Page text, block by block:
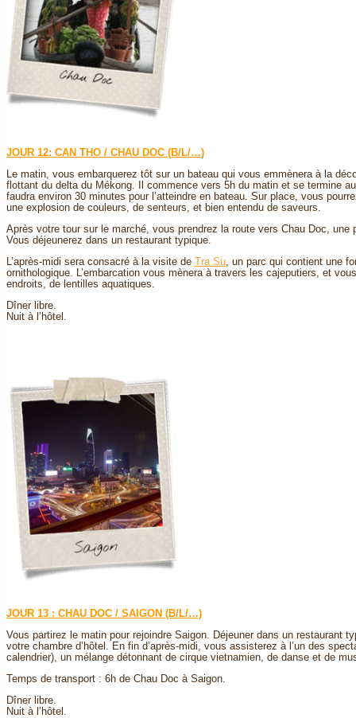
JOUR 12: CAN THO / CHAU DOC (B/L/…)
Le matin, vous embarquerez tôt sur un bateau qui vous emmènera à la
flottant du delta du Mékong. Il commence vers 5h du matin et se termine
faudra environ 30 minutes pour l’atteindre en bateau. Sur place, vous
une explosion de couleurs, de senteurs, et bien entendu de saveurs.
Après votre tour sur le marché, vous prendrez la route vers Chau Doc,
Vous déjeunerez dans un restaurant typique.
L’après-midi sera consacré à la visite de Tra Su , un parc qui contient une
ornithologique. L’embarcation vous mènera à travers les cajeputiers, et
endroits, de lentilles aquatiques.
Dîner libre.
Nuit à l’hôtel.
JOUR 13 : CHAU DOC / SAIGON (B/L/…)
Vous partirez le matin pour rejoindre Saigon. Déjeuner dans un restaurant
votre chambre d’hôtel. En fin d’après-midi, vous assisterez à l’un des
calendrier), un mélange détonnant de cirque vietnamien, de danse et de
Temps de transport : 6h de Chau Doc à Saigon.
Dîner libre.
Nuit à l’hôtel.